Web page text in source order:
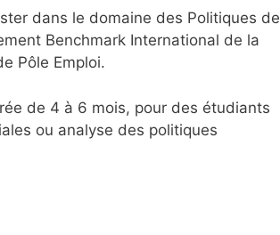
dans le domaine des Politiques de
Benchmark International de la
Pôle Emploi.
de 4 à 6 mois, pour des étudiants
ou analyse des politiques